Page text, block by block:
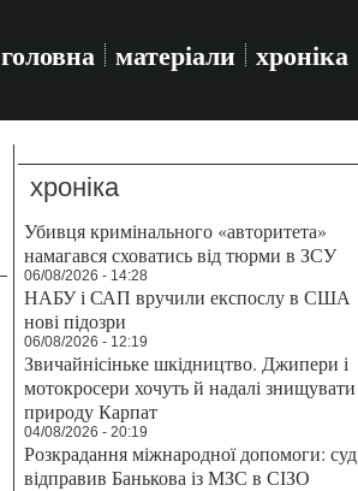
головна матеріали хроніка
хроніка
Убивця кримінального «авторитета»
намагався сховатись від тюрми в ЗСУ
06/08/2026 - 14:28
НАБУ і САП вручили експослу в США
нові підозри
06/08/2026 - 12:19
Звичайнісіньке шкідництво. Джипери і
мотокросери хочуть й надалі знищувати
природу Карпат
04/08/2026 - 20:19
Розкрадання міжнародної допомоги: суд
відправив Банькова із МЗС в СІЗО